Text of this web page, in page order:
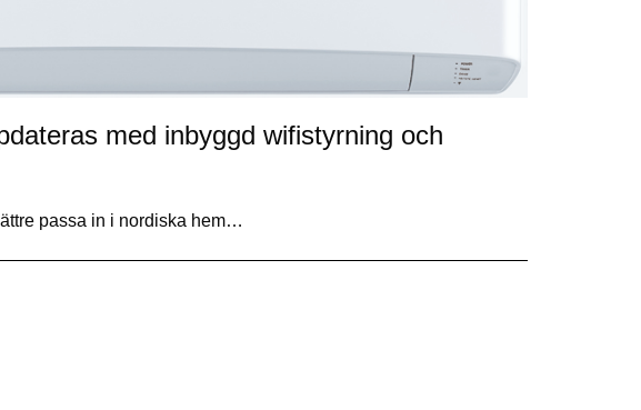
med inbyggd wifistyrning och
passa in i nordiska hem…